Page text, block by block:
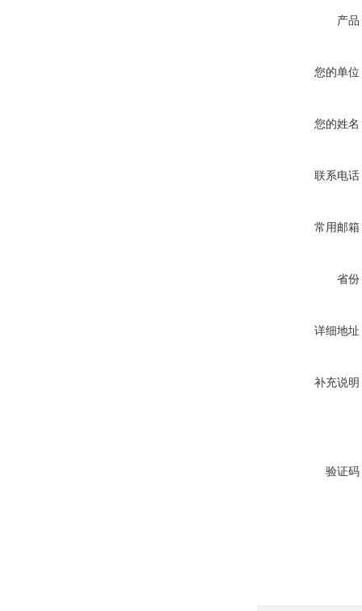
产品
您的单位
您的姓名
联系电话
常用邮箱
省份
详细地址
补充说明
验证码